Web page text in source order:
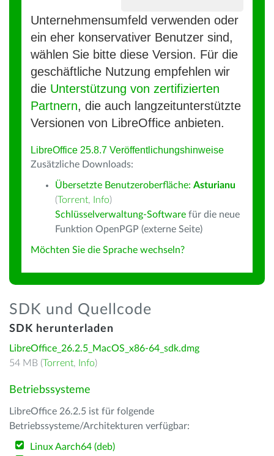
Unternehmensumfeld verwenden oder
ein eher konservativer Benutzer sind,
wählen Sie bitte diese Version. Für die
geschäftliche Nutzung empfehlen wir
die Unterstützung von zertifizierten
Partnern, die auch langzeitunterstützte
Versionen von LibreOffice anbieten.
LibreOffice 25.8.7 Veröffentlichungshinweise
Zusätzliche Downloads:
Übersetzte Benutzeroberfläche: Asturianu
(Torrent, Info)
Schlüsselverwaltung-Software für die neue
Funktion OpenPGP (externe Seite)
Möchten Sie die Sprache wechseln?
SDK und Quellcode
SDK herunterladen
LibreOffice_26.2.5_MacOS_x86-64_sdk.dmg
54 MB (Torrent, Info)
Betriebssysteme
LibreOffice 26.2.5 ist für folgende
Betriebssysteme/Architekturen verfügbar:
Linux Aarch64 (deb)